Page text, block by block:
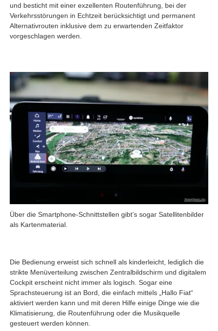
und besticht mit einer exzellenten Routenführung, bei der
Verkehrsstörungen in Echtzeit berücksichtigt und permanent
Alternativrouten inklusive dem zu erwartenden Zeitfaktor
vorgeschlagen werden.
Über die Smartphone-Schnittstellen gibt’s sogar Satellitenbilder
als Kartenmaterial.
Die Bedienung erweist sich schnell als kinderleicht, lediglich die
strikte Menüverteilung zwischen Zentralbildschirm und digitalem
Cockpit erscheint nicht immer als logisch. Sogar eine
Sprachsteuerung ist an Bord, die einfach mittels „Hallo Fiat“
aktiviert werden kann und mit deren Hilfe einige Dinge wie die
Klimatisierung, die Routenführung oder die Musikquelle
gesteuert werden können.